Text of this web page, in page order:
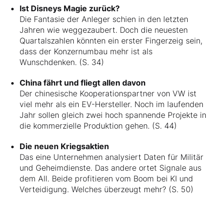
Ist Disneys Magie zurück?
Die Fantasie der Anleger schien in den letzten
Jahren wie weggezaubert. Doch die neuesten
Quartalszahlen könnten ein erster Fingerzeig sein,
dass der Konzernumbau mehr ist als
Wunschdenken. (S. 34)
China fährt und fliegt allen davon
Der chinesische Kooperationspartner von VW ist
viel mehr als ein EV-Hersteller. Noch im laufenden
Jahr sollen gleich zwei hoch spannende Projekte in
die kommerzielle Produktion gehen. (S. 44)
Die neuen Kriegsaktien
Das eine Unternehmen analysiert Daten für Militär
und Geheimdienste. Das andere ortet Signale aus
dem All. Beide profitieren vom Boom bei KI und
Verteidigung. Welches überzeugt mehr? (S. 50)